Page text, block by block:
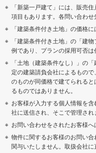
「新築一戸建て」には、販売
項目もあります。各問い合わせ
「建築条件付き土地」の価格
「建築条件付き土地」の「建
例であり、プランの採用可否は
「土地（建築条件なし）」の
定の建築請負会社によるもの
のものが同価格で建てられる
るものではありません。
お客様が入力する個人情報を
社に送信され、そこで管理され
お問い合わせをされたお客様へ
物件に関するお客様のお問い
関与いたしません。取扱会社に